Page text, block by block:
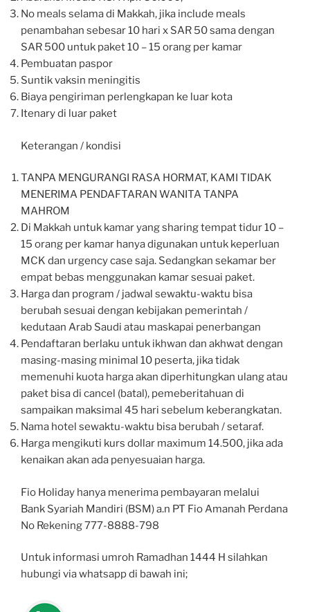
No meals selama di Makkah, jika include meals
penambahan sebesar 10 hari x SAR 50 sama dengan
SAR 500 untuk paket 10 – 15 orang per kamar
Pembuatan paspor
Suntik vaksin meningitis
Biaya pengiriman perlengkapan ke luar kota
Itenary di luar paket
Keterangan / kondisi
TANPA MENGURANGI RASA HORMAT, KAMI TIDAK
MENERIMA PENDAFTARAN WANITA TANPA
MAHROM
Di Makkah untuk kamar yang sharing tempat tidur 10 –
15 orang per kamar hanya digunakan untuk keperluan
MCK dan urgency case saja. Sedangkan sekamar ber
empat bebas menggunakan kamar sesuai paket.
Harga dan program / jadwal sewaktu-waktu bisa
berubah sesuai dengan kebijakan pemerintah /
kedutaan Arab Saudi atau maskapai penerbangan
Pendaftaran berlaku untuk ikhwan dan akhwat dengan
masing-masing minimal 10 peserta, jika tidak
memenuhi kuota harga akan diperhitungkan ulang atau
paket bisa di cancel (batal), pemeberitahuan di
sampaikan maksimal 45 hari sebelum keberangkatan.
Nama hotel sewaktu-waktu bisa berubah / setaraf.
Harga mengikuti kurs dollar maximum 14.500, jika ada
kenaikan akan ada penyesuaian harga.
Fio Holiday hanya menerima pembayaran melalui
Bank Syariah Mandiri (BSM) a.n PT Fio Amanah Perdana
No Rekening 777-8888-798
Untuk informasi umroh Ramadhan 1444 H silahkan
hubungi via whatsapp di bawah ini;